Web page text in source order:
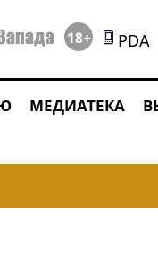
18+ PDA
МЕДИАТЕКА